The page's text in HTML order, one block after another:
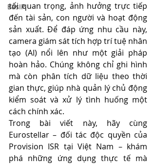
BasIP
tối quan trọng, ảnh hưởng trực tiếp
đến tài sản, con người và hoạt động
sản xuất. Để đáp ứng nhu cầu này,
camera giám sát tích hợp trí tuệ nhân
tạo (AI) nổi lên như một giải pháp
hoàn hảo. Chúng không chỉ ghi hình
mà còn phân tích dữ liệu theo thời
gian thực, giúp nhà quản lý chủ động
kiểm soát và xử lý tình huống một
cách chính xác.
Trong bài viết này, hãy cùng
Eurostellar – đối tác độc quyền của
Provision ISR tại Việt Nam – khám
phá những ứng dụng thực tế mà